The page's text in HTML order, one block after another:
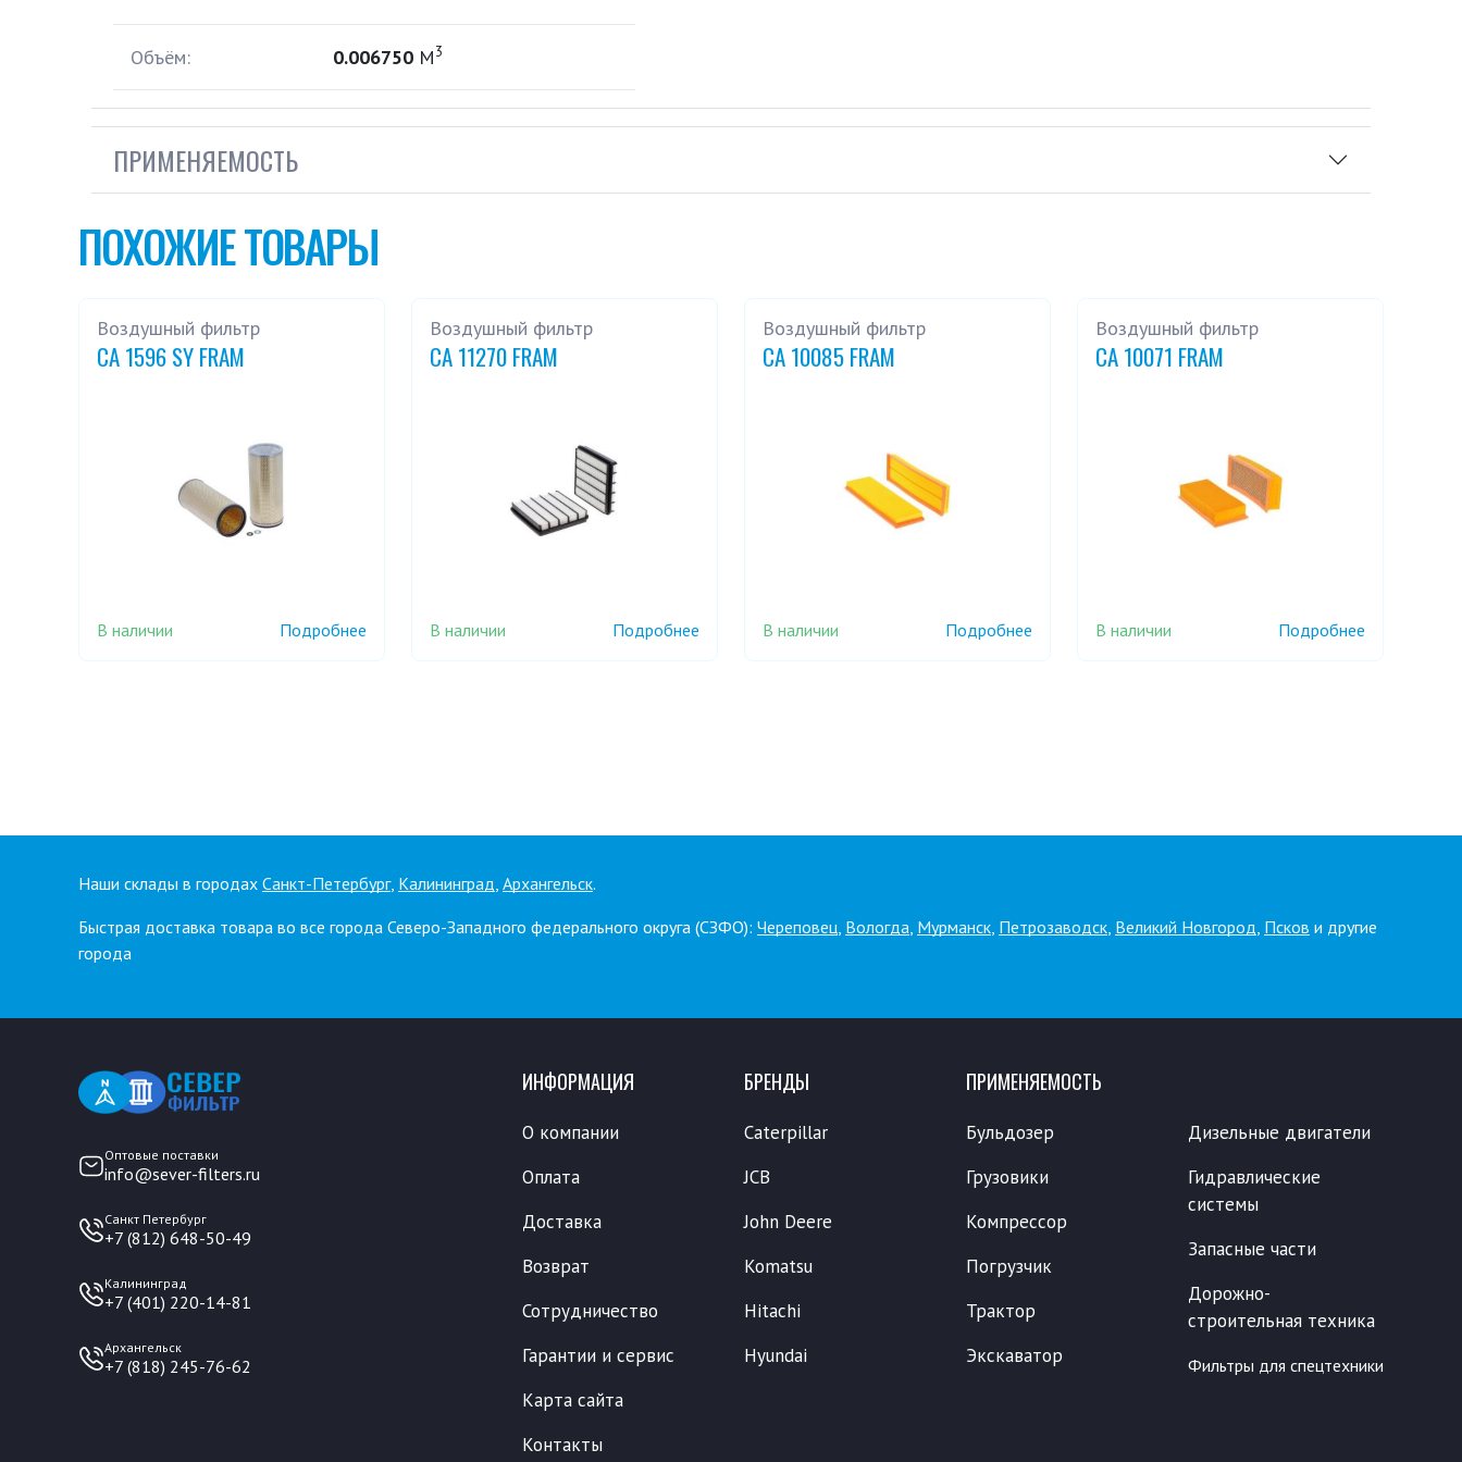
Объём: 0.006750 М3
ПРИМЕНЯЕМОСТЬ
ПОХОЖИЕ ТОВАРЫ
Воздушный фильтр
CA 1596 SY FRAM
В наличии Подробнее
Воздушный фильтр
CA 11270 FRAM
В наличии Подробнее
Воздушный фильтр
CA 10085 FRAM
В наличии Подробнее
Воздушный фильтр
CA 10071 FRAM
В наличии Подробнее
Наши склады в городах Санкт-Петербург, Калининград, Архангельск.
Быстрая доставка товара во все города Северо-Западного федерального округа (СЗФО): Череповец, Вологда, Мурманск, Петрозаводск, Великий Новгород, Псков и другие
города
Оптовые поставки
info@sever-filters.ru
Санкт Петербург
+7 (812) 648-50-49
Калининград
+7 (401) 220-14-81
Архангельск
+7 (818) 245-76-62
ИНФОРМАЦИЯ
О компании
Оплата
Доставка
Возврат
Сотрудничество
Гарантии и сервис
Карта сайта
Контакты
БРЕНДЫ
Caterpillar
JCB
John Deere
Komatsu
Hitachi
Hyundai
ПРИМЕНЯЕМОСТЬ
Бульдозер
Грузовики
Компрессор
Погрузчик
Трактор
Экскаватор
Дизельные двигатели
Гидравлические
системы
Запасные части
Дорожно-
строительная техника
Фильтры для спецтехники